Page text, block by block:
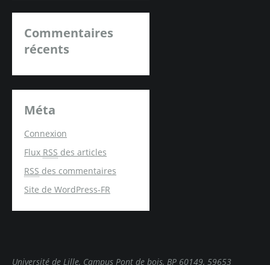
Commentaires
récents
Méta
Connexion
Flux RSS des articles
RSS des commentaires
Site de WordPress-FR
Université de Lille, Campus Pont de bois, BP 60149, 59653